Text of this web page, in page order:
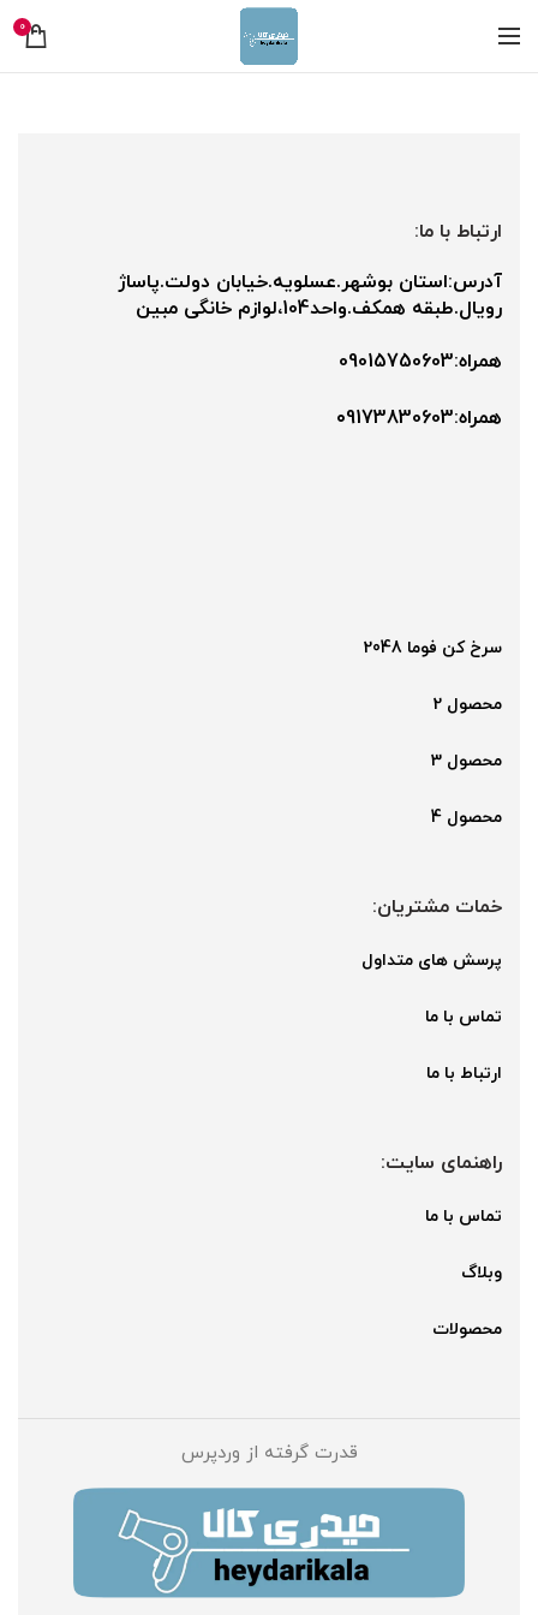
0
ارتباط با ما:
آدرس:استان بوشهر.عسلویه.خیابان دولت.پاساژ
رویال.طبقه همکف.واحد104،لوازم خانگی مبین
همراه:09015750603
همراه:۰9173830603
سرخ کن فوما 2048
محصول 2
محصول 3
محصول 4
خمات مشتریان:
پرسش های متداول
تماس با ما
ارتباط با ما
راهنمای سایت:
تماس با ما
وبلاگ
محصولات
قدرت گرفته از وردپرس